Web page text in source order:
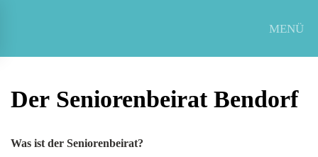
MENÜ
Der Seniorenbeirat Bendorf
Was ist der Seniorenbeirat?